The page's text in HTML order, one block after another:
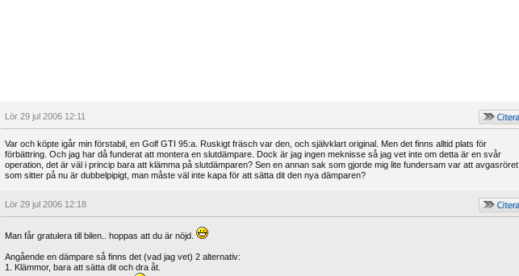
Lör 29 jul 2006 12:11
Var och köpte igår min förstabil, en Golf GTI 95:a. Ruskigt fräsch var den, och självklart original. Men det finns alltid plats för
förbättring. Och jag har då funderat att montera en slutdämpare. Dock är jag ingen meknisse så jag vet inte om detta är en svår
operation, det är väl i princip bara att klämma på slutdämparen? Sen en annan sak som gjorde mig lite fundersam var att avgasröret
som sitter på nu är dubbelpipigt, man måste väl inte kapa för att sätta dit den nya dämparen?
Lör 29 jul 2006 12:18
Man får gratulera till bilen.. hoppas att du är nöjd.
Angående en dämpare så finns det (vad jag vet) 2 alternativ:
1. Klämmor, bara att sätta dit och dra åt.